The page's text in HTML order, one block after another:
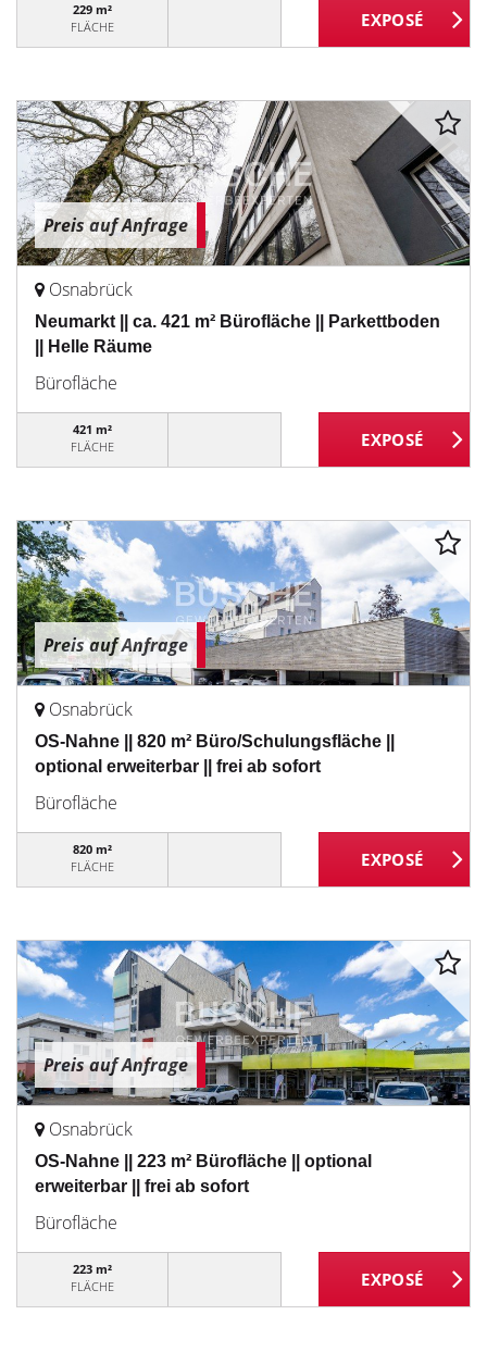
229 m²
FLÄCHE
Preis auf Anfrage
Osnabrück
Neumarkt || ca. 421 m² Bürofläche || Parkettboden
|| Helle Räume
Bürofläche
421 m²
FLÄCHE
Preis auf Anfrage
Osnabrück
OS-Nahne || 820 m² Büro/Schulungsfläche ||
optional erweiterbar || frei ab sofort
Bürofläche
820 m²
FLÄCHE
Preis auf Anfrage
Osnabrück
OS-Nahne || 223 m² Bürofläche || optional
erweiterbar || frei ab sofort
Bürofläche
223 m²
FLÄCHE